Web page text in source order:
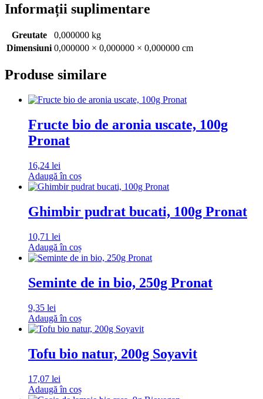
Informații suplimentare
Greutate
0,000000 kg
Dimensiuni 0,000000 × 0,000000 × 0,000000 cm
Produse similare
Fructe bio de aronia uscate, 100g
Pronat
16,24 lei
Adaugă în coș
Ghimbir pudrat bucati, 100g Pronat
10,71 lei
Adaugă în coș
Seminte de in bio, 250g Pronat
9,35 lei
Adaugă în coș
Tofu bio natur, 200g Soyavit
17,07 lei
Adaugă în coș